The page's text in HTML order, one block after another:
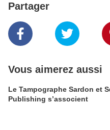
Partager
Vous aimerez aussi
Le Tampographe Sardon et
Publishing s’associent